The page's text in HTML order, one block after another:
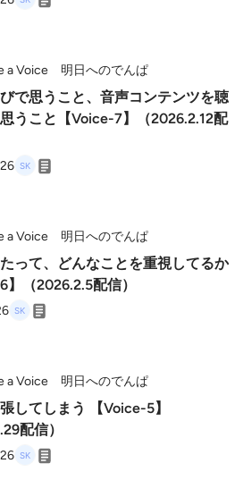
a Voice 明日へのでんぱ
で思うこと、音声コンテンツを聴
うこと【Voice-7】（2026.2.12配
a Voice 明日へのでんぱ
って、どんなことを重視してるか
】（2026.2.5配信）
a Voice 明日へのでんぱ
してしまう 【Voice-5】
配信）